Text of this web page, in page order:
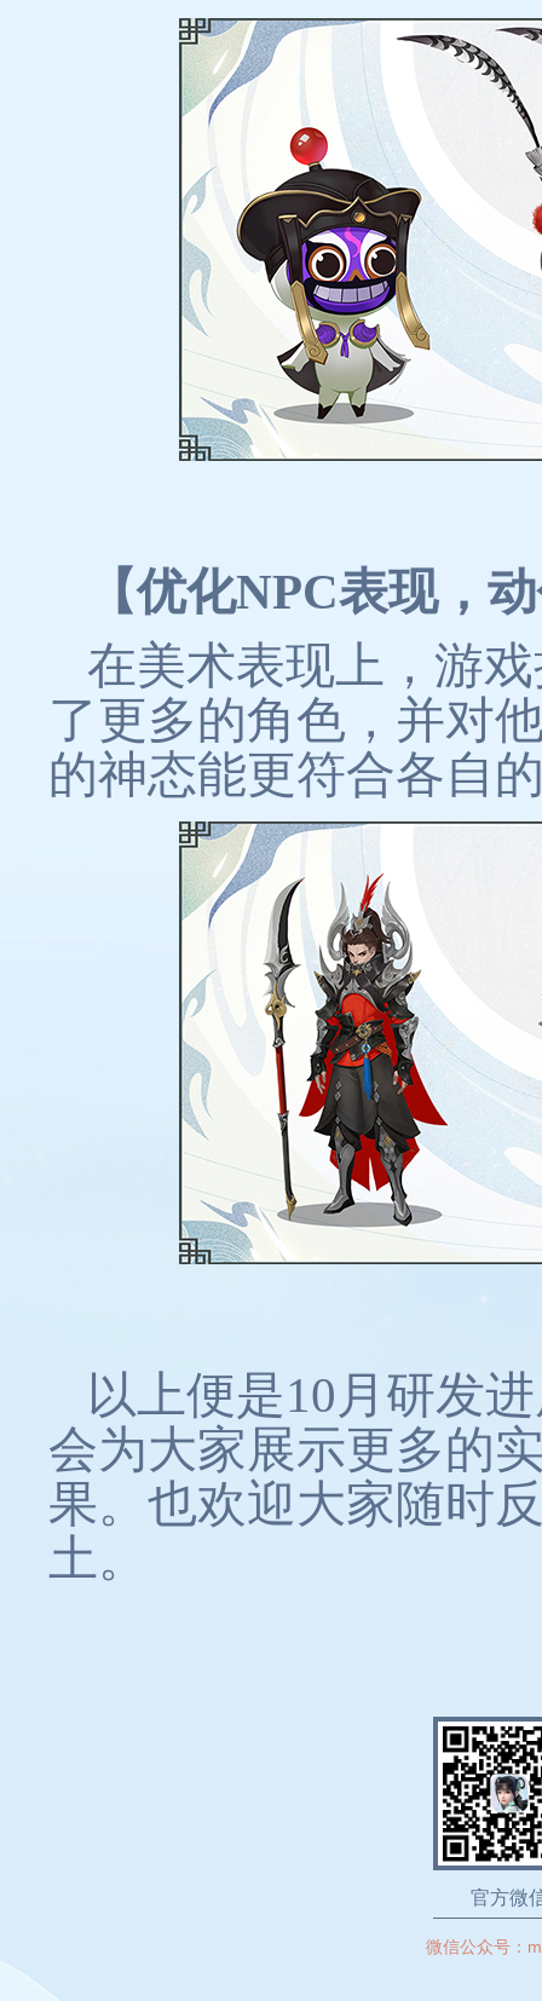
【优化NPC表现，
在美术表现上，游
了更多的角色，并对
的神态能更符合各自
以上便是10月研发
会为大家展示更多的
果。也欢迎大家随时
土。
官方微
微信公众号：